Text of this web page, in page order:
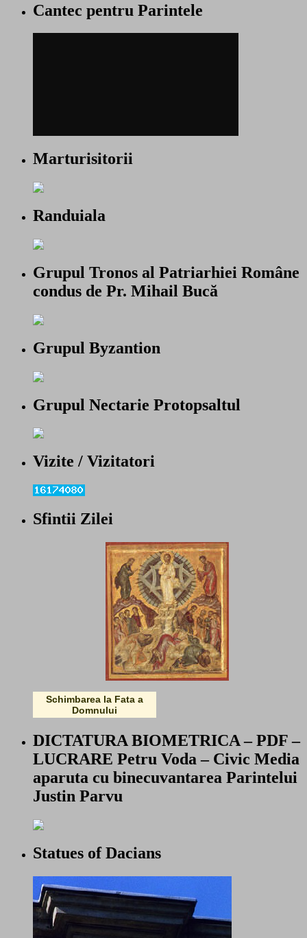
Cantec pentru Parintele
Marturisitorii
Randuiala
Grupul Tronos al Patriarhiei Române
condus de Pr. Mihail Bucă
Grupul Byzantion
Grupul Nectarie Protopsaltul
Vizite / Vizitatori
Sfintii Zilei
Schimbarea la Fata a
Domnului
DICTATURA BIOMETRICA – PDF –
LUCRARE Petru Voda – Civic Media
aparuta cu binecuvantarea Parintelui
Justin Parvu
Statues of Dacians